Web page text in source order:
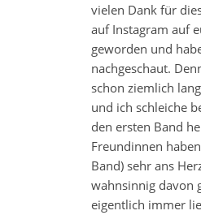
vielen Dank für
auf Instagram auf
geworden und
nachgeschaut.
schon ziemlich
und ich schleiche
den ersten Band
Freundinnen
Band) sehr ans
wahnsinnig davon
eigentlich immer